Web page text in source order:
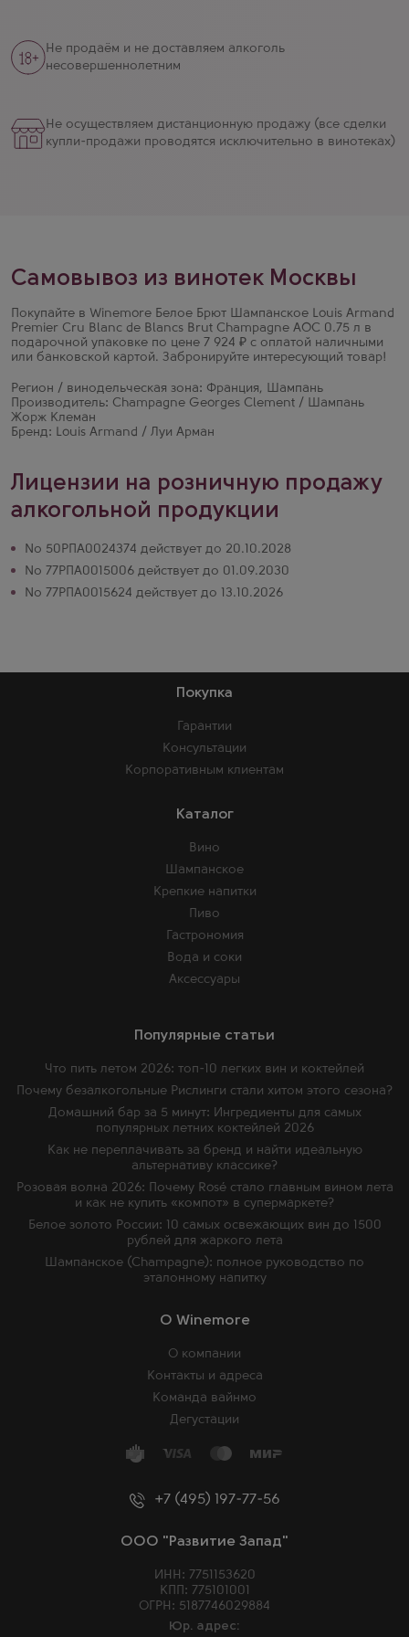
Не продаём и не доставляем алкоголь
несовершеннолетним
Не осуществляем дистанционную продажу (все сделки
купли-продажи проводятся исключительно в винотеках)
Самовывоз из винотек Москвы
Покупайте в Winemore Белое Брют Шампанское Louis Armand
Premier Cru Blanc de Blancs Brut Champagne AOC 0.75 л в
подарочной упаковке по цене 7 924 ₽ с оплатой наличными
или банковской картой. Забронируйте интересующий товар!
Регион / винодельческая зона: Франция, Шампань
Производитель: Champagne Georges Clement / Шампань
Жорж Клеман
Бренд: Louis Armand / Луи Арман
Лицензии на розничную продажу
алкогольной продукции
№ 50РПА0024374 действует до 20.10.2028
№ 77РПА0015006 действует до 01.09.2030
№ 77РПА0015624 действует до 13.10.2026
+7 (495) 197-77-56
ООО "Развитие Запад"
ИНН: 7751153620
КПП: 775101001
ОГРН: 5187746029884
Юр. адрес:
O Winemore
О компании
Контакты и адреса
Команда вайнмо
Дегустации
Покупка
Гарантии
Консультации
Корпоративным клиентам
Каталог
Вино
Шампанское
Крепкие напитки
Пиво
Гастрономия
Вода и соки
Аксессуары
Популярные статьи
Что пить летом 2026: топ-10 легких вин и коктейлей
Почему безалкогольные Рислинги стали хитом этого сезона?
Домашний бар за 5 минут: Ингредиенты для самых
популярных летних коктейлей 2026
Как не переплачивать за бренд и найти идеальную
альтернативу классике?
Розовая волна 2026: Почему Rosé стало главным вином лета
и как не купить «компот» в супермаркете?
Белое золото России: 10 самых освежающих вин до 1500
рублей для жаркого лета
Шампанское (Champagne): полное руководство по
эталонному напитку